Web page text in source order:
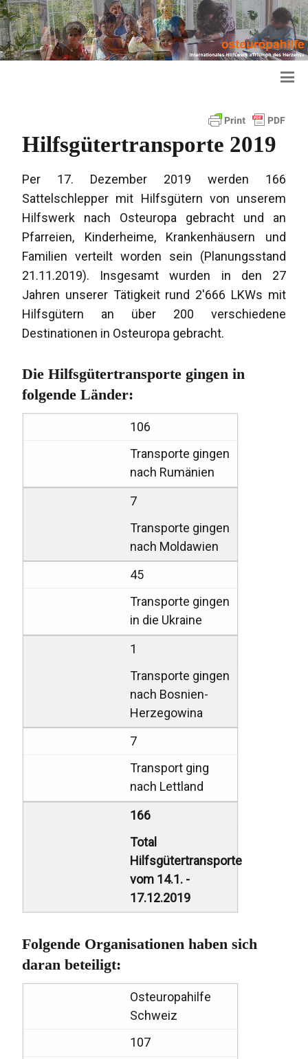
Hilfsgütertransporte 2019
Per 17. Dezember 2019 werden 166
Sattelschlepper mit Hilfsgütern von unserem
Hilfswerk nach Osteuropa gebracht und an
Pfarreien, Kinderheime, Krankenhäusern und
Familien verteilt worden sein (Planungsstand
21.11.2019). Insgesamt wurden in den 27
Jahren unserer Tätigkeit rund 2'666 LKWs mit
Hilfsgütern an über 200 verschiedene
Destinationen in Osteuropa gebracht.
Die Hilfsgütertransporte gingen in
folgende Länder:
106
Transporte gingen
nach Rumänien
7
Transporte gingen
nach Moldawien
45
Transporte gingen
in die Ukraine
1
Transporte gingen
nach Bosnien-
Herzegowina
7
Transport ging
nach Lettland
166
Total
Hilfsgütertransporte
vom 14.1. -
17.12.2019
Folgende Organisationen haben sich
daran beteiligt:
Osteuropahilfe
Schweiz
107